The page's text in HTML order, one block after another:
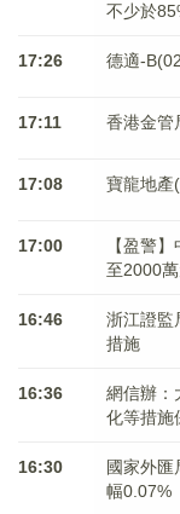
不少於
17:26 德適-
17:11 香港金管
17:08 寶龍地產
17:00
【盈警
至2000
16:46
浙江證監
措施
16:36
網信辦：
化等措施
16:30
國家外
幅0.07%